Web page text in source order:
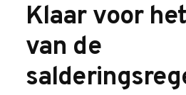
Klaar voor
van de